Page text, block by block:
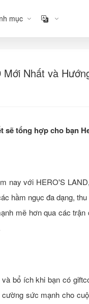
mục
Nhất và
sẽ tổng hợp cho bạn
nay với HERO'S
hầm ngục đa dạng,
mẽ hơn qua các
bổ ích khi bạn có
sức mạnh cho